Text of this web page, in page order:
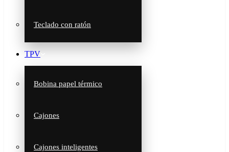
Teclado con ratón
TPV
Bobina papel térmico
Cajones
Cajones inteligentes